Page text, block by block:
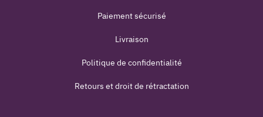
Paiement sécurisé
Livraison
Politique de confidentialité
Retours et droit de rétractation